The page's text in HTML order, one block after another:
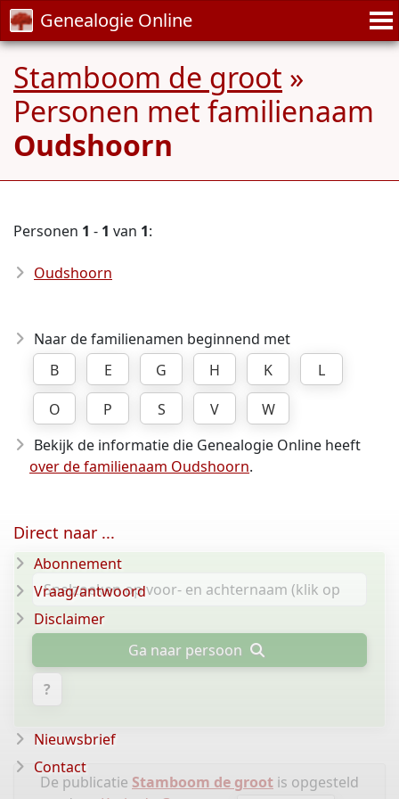
Genealogie Online
Stamboom de groot »
Personen met familienaam
Oudshoorn
Personen 1 - 1 van 1:
Oudshoorn
Naar de familienamen beginnend met
B
E G H K
L
O
P S V
W
Bekijk de informatie die Genealogie Online heeft
over de familienaam Oudshoorn.
Ga naar persoon
?
De publicatie Stamboom de groot is opgesteld
Direct naar ...
Abonnement
Vraag/antwoord
Disclaimer
Nieuwsbrief
Contact